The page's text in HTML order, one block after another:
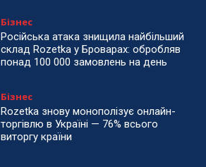
Бізнес
Російська атака знищила найбільший
склад Rozetka у Броварах: обробляв
понад 100 000 замовлень на день
Бізнес
Rozetka знову монополізує онлайн-
торгівлю в Україні — 76% всього
виторгу країни